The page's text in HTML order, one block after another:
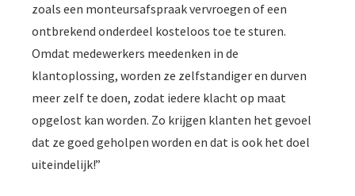
zoals een monteursafspraak vervroegen of een
ontbrekend onderdeel kosteloos toe te sturen.
Omdat medewerkers meedenken in de
klantoplossing, worden ze zelfstandiger en durven
meer zelf te doen, zodat iedere klacht op maat
opgelost kan worden. Zo krijgen klanten het gevoel
dat ze goed geholpen worden en dat is ook het doel
uiteindelijk!”